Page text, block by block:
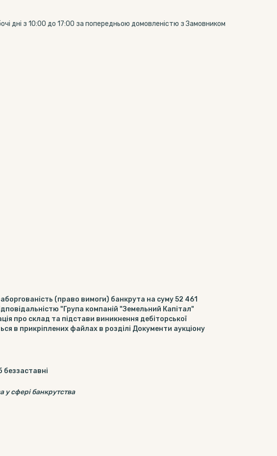
дні з 10:00 до 17:00 за попередньою домовленістю з Замовником
(право вимоги) банкрута на суму 52 461
"Група компаній "Земельний Капітал"
про склад та підстави виникнення дебіторської
в прикріплених файлах в розділі Документи аукціону
у сфері банкрутства